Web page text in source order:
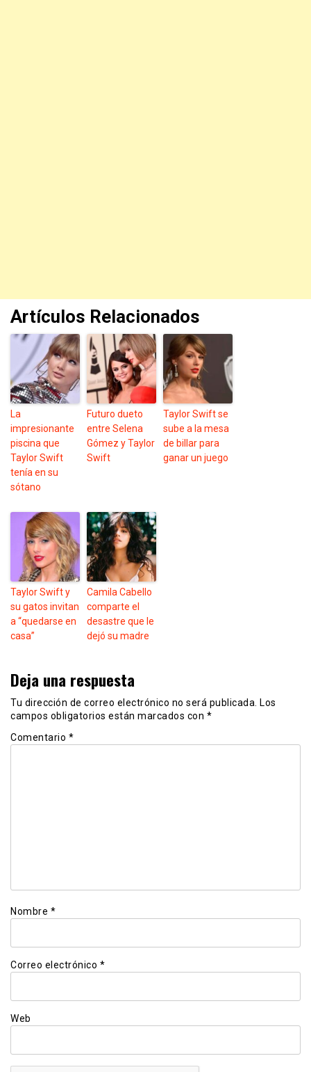
Artículos Relacionados
La
impresionante
piscina que
Taylor Swift
tenía en su
sótano
Futuro dueto
entre Selena
Gómez y Taylor
Swift
Taylor Swift se
sube a la mesa
de billar para
ganar un juego
Taylor Swift y
su gatos invitan
a “quedarse en
casa”
Camila Cabello
comparte el
desastre que le
dejó su madre
Deja una respuesta
Tu dirección de correo electrónico no será publicada. Los
campos obligatorios están marcados con *
Comentario *
Nombre *
Correo electrónico *
Web